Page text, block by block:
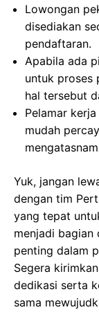
Lowongan
disediakan
pendaftaran.
Apabila ada
untuk proses
hal tersebut
Pelamar
mudah
Yuk, jangan
dengan tim
yang tepat
menjadi bagian
penting dalam
Segera
dedikasi serta
sama